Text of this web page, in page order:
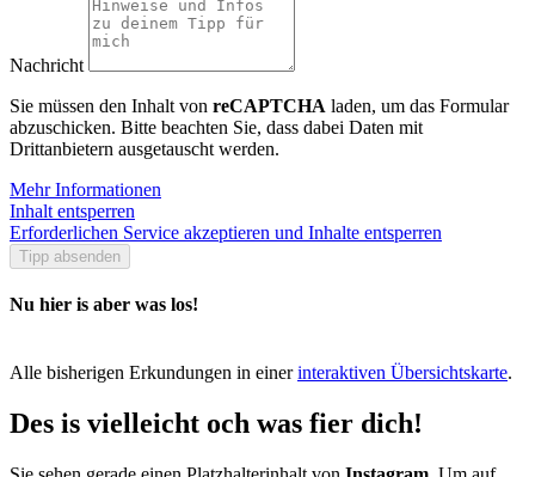
Nachricht
Sie müssen den Inhalt von reCAPTCHA laden, um das Formular
abzuschicken. Bitte beachten Sie, dass dabei Daten mit
Drittanbietern ausgetauscht werden.
Mehr Informationen
Inhalt entsperren
Erforderlichen Service akzeptieren und Inhalte entsperren
Tipp absenden
Nu hier is aber was los!
Alle bisherigen Erkundungen in einerinteraktiven Übersichtskarte.
Des is vielleicht och was fier dich!